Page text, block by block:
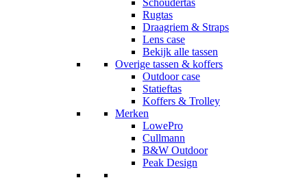
Schoudertas
Rugtas
Draagriem & Straps
Lens case
Bekijk alle tassen
Overige tassen & koffers
Outdoor case
Statieftas
Koffers & Trolley
Merken
LowePro
Cullmann
B&W Outdoor
Peak Design